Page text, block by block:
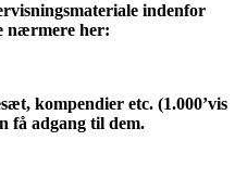
indenfor
nærmere her:
kompendier etc. (1.000’vis
få adgang til dem.